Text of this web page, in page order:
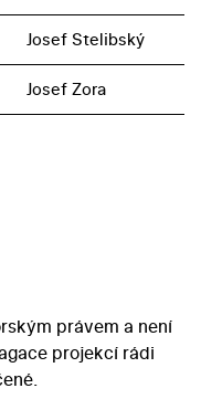
Josef Stelibský
Josef Zora
právem a není
projekcí rádi